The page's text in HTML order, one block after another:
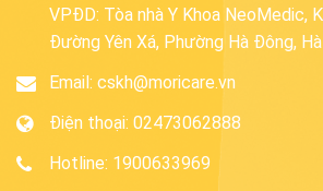
VPĐD: Tòa nhà Y Khoa NeoMedic,
Đường Yên Xá, Phường Hà Đông,
Email: cskh@moricare.vn
Điện thoại: 02473062888
Hotline: 1900633969